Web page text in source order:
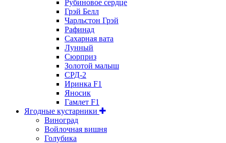
Рубиновое сердце
Грэй Белл
Чарльстон Грэй
Рафинад
Сахарная вата
Лунный
Сюрприз
Золотой малыш
СРД-2
Иринка F1
Яносик
Гамлет F1
Ягодные кустарники
Виноград
Войлочная вишня
Голубика